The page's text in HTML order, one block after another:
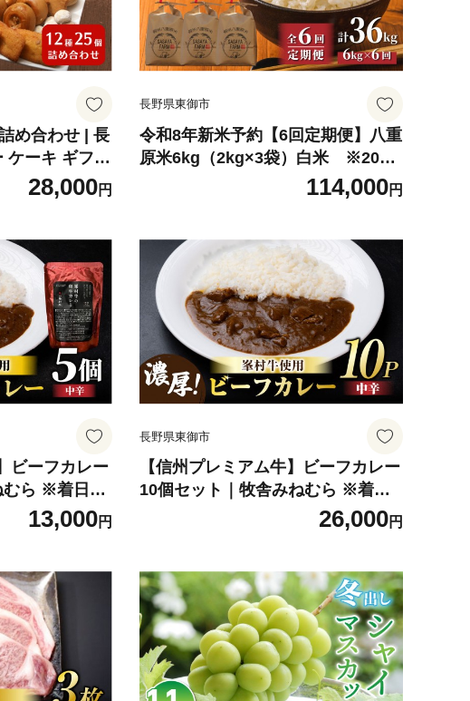
め合わせ | 長
ケーキ ギフト
花岡】28,000円
長野県東御市
令和8年新米予約【6回定期便】八重
原米6kg（2kg×3袋）白米 ※2026
年10月以降順次発送｜笹屋農園「農
薬削減長野県認証取得」特A米 コシ
114,000円
ビーフカレー
むら ※着日指
13,000円
長野県東御市
【信州プレミアム牛】ビーフカレー
10個セット｜牧舎みねむら ※着日
26,000円